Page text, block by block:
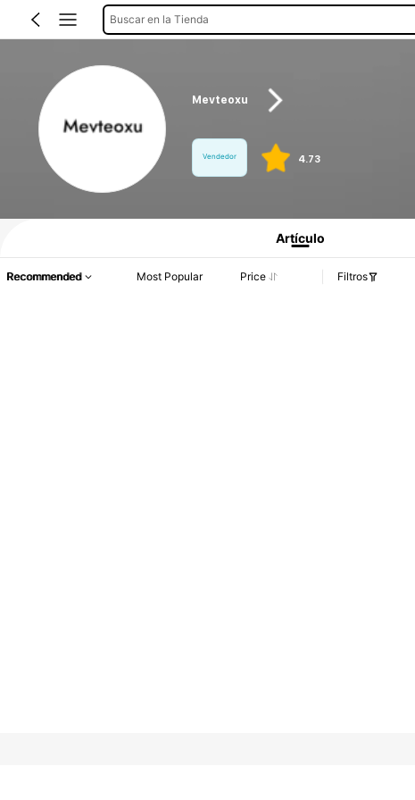
Buscar en la Tienda
Mevteoxu
Vendedor 4.73
Información del producto: Divulgación de precios, detalles de ventas y existencias.
Artículo
Recommended Most Popular Price Filtros